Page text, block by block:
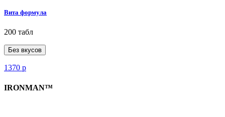
Вита формула
200 табл
Без вкусов
1370 р
IRONMAN™